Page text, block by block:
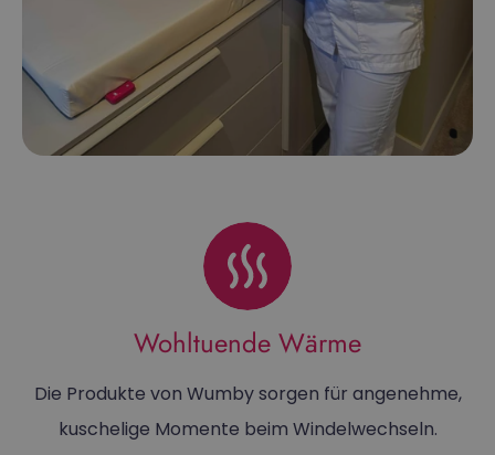
Wohltuende Wärme
Die Produkte von Wumby sorgen für angenehme,
kuschelige Momente beim Windelwechseln.